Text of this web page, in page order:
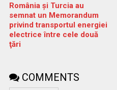
România şi Turcia au
semnat un Memorandum
privind transportul energiei
electrice între cele două
ţări
COMMENTS